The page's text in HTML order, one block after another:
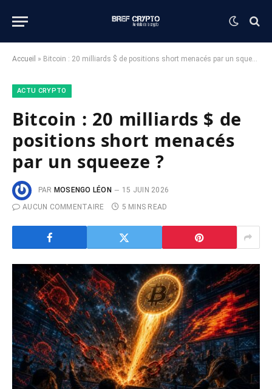
Accueil » Bitcoin : 20 milliards $ de positions short menacés par un squeeze ?
ACTU CRYPTO
Bitcoin : 20 milliards $ de
positions short menacés
par un squeeze ?
PAR MOSENGO LÉON
15 JUIN 2026
AUCUN COMMENTAIRE
5 MINS READ